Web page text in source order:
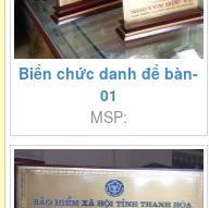
Biển chức danh để bàn-
01
MSP: